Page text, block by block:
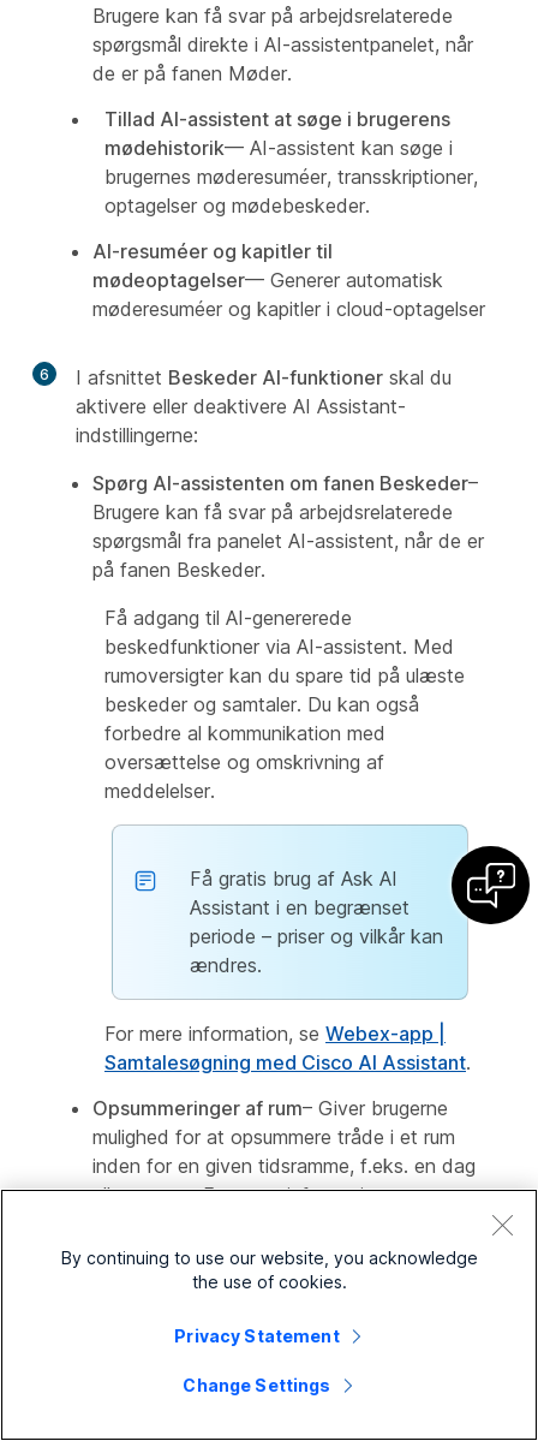
Brugere kan få svar på arbejdsrelaterede
spørgsmål direkte i AI-assistentpanelet, når
de er på fanen Møder.
Tillad AI-assistent at søge i brugerens
mødehistorik— AI-assistent kan søge i
brugernes møderesuméer, transskriptioner,
optagelser og mødebeskeder.
AI-resuméer og kapitler til
mødeoptagelser— Generer automatisk
møderesuméer og kapitler i cloud-optagelser
6 I afsnittet Beskeder AI-funktioner skal du
aktivere eller deaktivere AI Assistant-
indstillingerne:
Spørg AI-assistenten om fanen Beskeder–
Brugere kan få svar på arbejdsrelaterede
spørgsmål fra panelet AI-assistent, når de er
på fanen Beskeder.
Få adgang til AI-genererede
beskedfunktioner via AI-assistent. Med
rumoversigter kan du spare tid på ulæste
beskeder og samtaler. Du kan også
forbedre al kommunikation med
oversættelse og omskrivning af
meddelelser.
Få gratis brug af Ask AI
Assistant i en begrænset
periode – priser og vilkår kan
ændres.
For mere information, se Webex-app |
Samtalesøgning med Cisco AI Assistant.
Opsummeringer af rum– Giver brugerne
mulighed for at opsummere tråde i et rum
inden for en given tidsramme, f.eks. en dag
eller en uge. For mere information, se
Webex-app | Opsummer dine
beskedtråde.
Omskriv besked – Hjælp brugerne med at
appen. AI-assistenten kan rette fejl og
By continuing to use our website, you acknowledge
the use of cookies.
Privacy Statement
Change Settings